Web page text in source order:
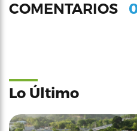
COMENTARIOS
Lo Último